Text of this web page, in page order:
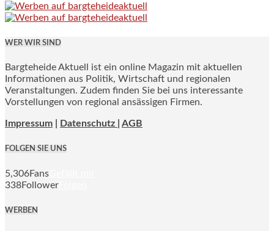
WER WIR SIND
Bargteheide Aktuell ist ein online Magazin mit aktuellen
Informationen aus Politik, Wirtschaft und regionalen
Veranstaltungen. Zudem finden Sie bei uns interessante
Vorstellungen von regional ansässigen Firmen.
Impressum Datenschutz | AGB
FOLGEN SIE UNS
5,306Fans
338Follower
WERBEN